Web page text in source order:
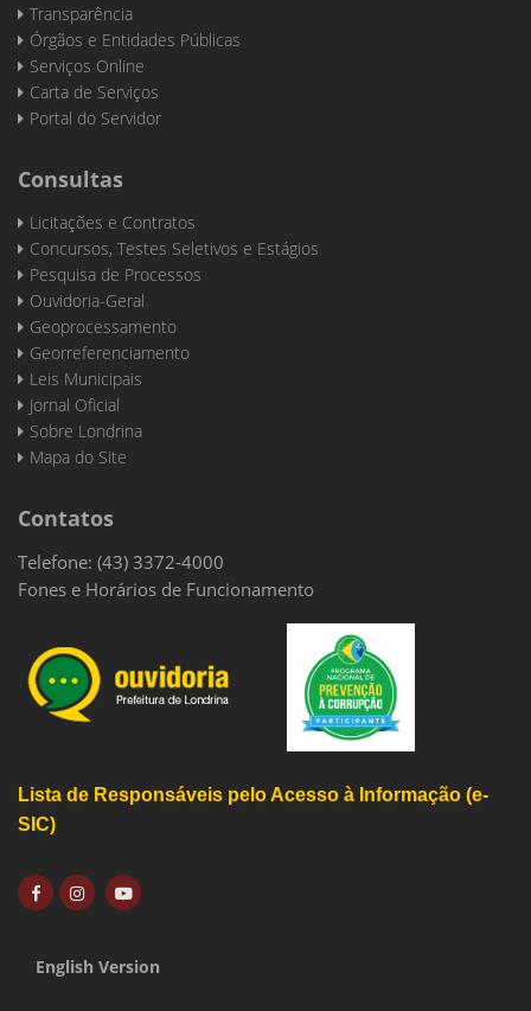
Transparência
Órgãos e Entidades Públicas
Serviços Online
Carta de Serviços
Portal do Servidor
Consultas
Licitações e Contratos
Concursos, Testes Seletivos e Estágios
Pesquisa de Processos
Ouvidoria-Geral
Geoprocessamento
Georreferenciamento
Leis Municipais
Jornal Oficial
Sobre Londrina
Mapa do Site
Contatos
Telefone: (43) 3372-4000
Fones e Horários de Funcionamento
Lista de Responsáveis pelo Acesso à Informação (e-
SIC)
English Version